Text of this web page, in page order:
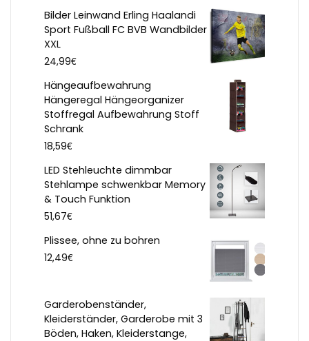
Bilder Leinwand Erling Haalandi
Sport Fußball FC BVB Wandbilder
XXL
24,99€
Hängeaufbewahrung
Hängeregal Hängeorganizer
Stoffregal Aufbewahrung Stoff
Schrank
18,59€
LED Stehleuchte dimmbar
Stehlampe schwenkbar Memory
& Touch Funktion
51,67€
Plissee, ohne zu bohren
12,49€
Garderobenständer,
Kleiderständer, Garderobe mit 3
Böden, Haken, Kleiderstange,